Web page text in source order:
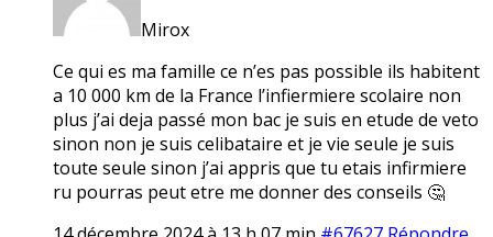
Mirox
Ce qui es ma famille ce n’es pas possible ils habitent
a 10 000 km de la France l’infiermiere scolaire non
plus j’ai deja passé mon bac je suis en etude de veto
sinon non je suis celibataire et je vie seule je suis
toute seule sinon j’ai appris que tu etais infirmiere
ru pourras peut etre me donner des conseils 🤔